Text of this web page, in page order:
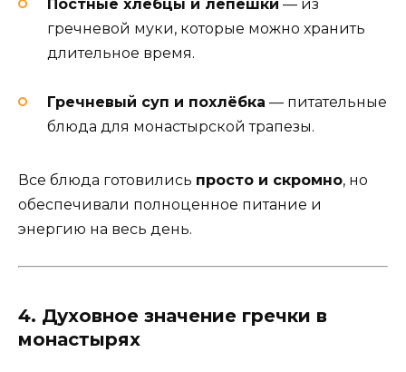
Постные хлебцы и лепёшки — из
гречневой муки, которые можно хранить
длительное время.
Гречневый суп и похлёбка — питательные
блюда для монастырской трапезы.
Все блюда готовились просто и скромно, но
обеспечивали полноценное питание и
энергию на весь день.
4. Духовное значение гречки в
монастырях